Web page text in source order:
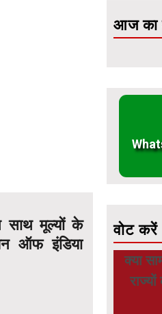
साथ मूल्यों के
ऑफ इंडिया
आज का
वोट करें
क्या